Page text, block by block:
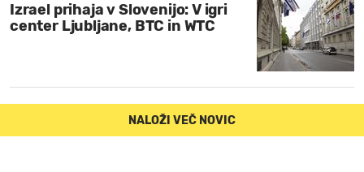
Izrael prihaja v Slovenijo: V igri
center Ljubljane, BTC in WTC
NALOŽI VEČ NOVIC